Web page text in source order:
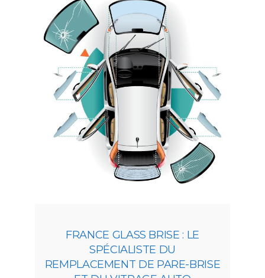
FRANCE GLASS BRISE : LE
SPÉCIALISTE DU
REMPLACEMENT DE PARE-BRISE